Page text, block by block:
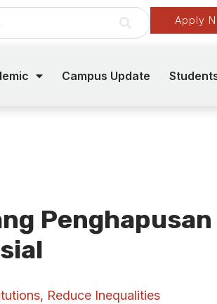
Apply
Campus Update
Penghapusan
, Reduce Inequalities